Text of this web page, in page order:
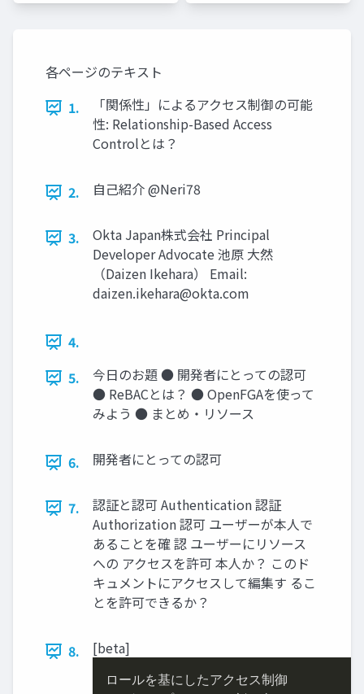
各ページのテキスト
1.
「関係性」によるアクセス制御の可能
性: Relationship-Based Access
Controlとは？
2. ⾃⼰紹介 @Neri78
3.
Okta Japan株式会社 Principal
Developer Advocate 池原 ⼤然
（Daizen Ikehara） Email:
daizen.ikehara@okta.com
4.
5.
今⽇のお題 ● 開発者にとっての認可
● ReBACとは？ ● OpenFGAを使って
みよう ● まとめ‧リソース
6. 開発者にとっての認可
7.
認証と認可 Authentication 認証
Authorization 認可 ユーザーが本人で
あることを確 認 ユーザーにリソース
への アクセスを許可 本人か？ このド
キュメントにアクセスして編集す るこ
とを許可できるか？
8. [beta]
ロールを基にしたアクセス制御